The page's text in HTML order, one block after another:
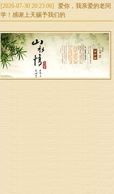
[2026-07-30 20:23:06]
爱你，我亲爱的老同
学！感谢上天赐予我们的